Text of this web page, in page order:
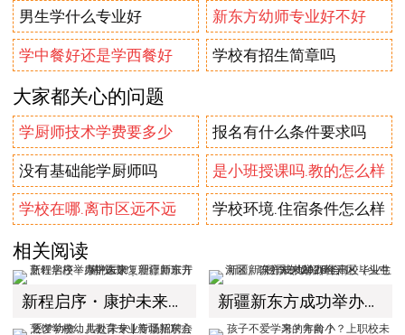
男生学什么专业好 新东方幼师专业好不好
学中餐好还是学西餐好 学校有招生简章吗
大家都关心的问题
学厨师技术学费要多少 报名有什么条件要求吗
没有基础能学厨师吗 是小班授课吗.教的怎么样
学校在哪.离市区远不远 学校环境.住宿条件怎么样
相关阅读
新程启序・康护未来｜新疆新东方烹饪学校举办中医康复理疗师班开幕仪式！ 新疆新东方成功举办经开区（头屯河区）职引未来2025年高校毕业生秋季专场招聘会！